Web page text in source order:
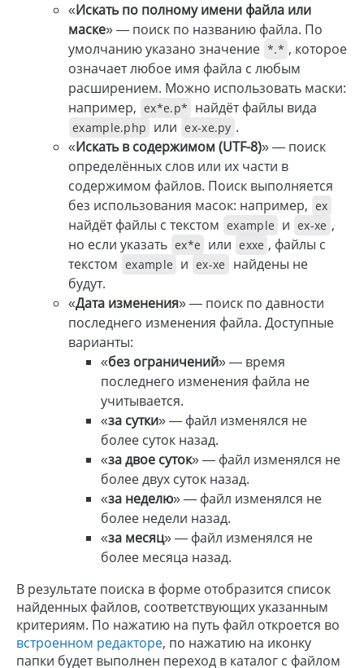
«Искать по полному имени файла или
маске» — поиск по названию файла. По
умолчанию указано значение *.* , которое
означает любое имя файла с любым
расширением. Можно использовать маски:
например, ex*e.p* найдёт файлы вида
example.php или ex-xe.py .
«Искать в содержимом (UTF-8)» — поиск
определённых слов или их части в
содержимом файлов. Поиск выполняется
без использования масок: например, ex
найдёт файлы с текстом example и ex-xe ,
но если указать ex*e или exxe , файлы с
текстом example и ex-xe
найдены не
будут.
«Дата изменения» — поиск по давности
последнего изменения файла. Доступные
варианты:
«без ограничений» — время
последнего изменения файла не
учитывается.
«за сутки» — файл изменялся не
более суток назад.
«за двое суток» — файл изменялся не
более двух суток назад.
«за неделю» — файл изменялся не
более недели назад.
«за месяц» — файл изменялся не
более месяца назад.
В результате поиска в форме отобразится список
найденных файлов, соответствующих указанным
критериям. По нажатию на путь файл откроется во
встроенном редакторе, по нажатию на иконку
папки будет выполнен переход в каталог с файлом